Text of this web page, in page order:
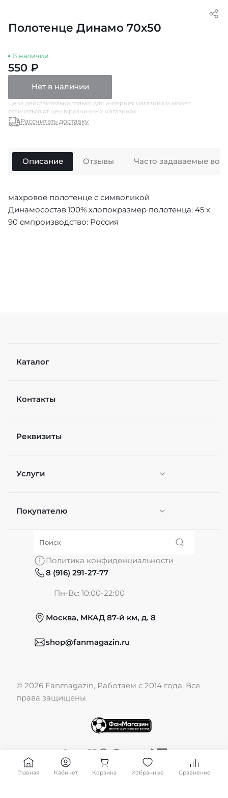
Полотенце Динамо 70х50
В наличии
550 ₽
Нет в наличии
Цена действительна только для интернет магазина и может
отличаться от цен в розничных магазинах
Рассчитать доставку
Описание
махровое полотенце с символикой
Динамосостав:100% хлопокразмер полотенца: 45 х
90 смпроизводство: Россия
Отзывы Часто задаваемые
Каталог
Контакты
Реквизиты
Услуги
Персонификация
Покупателю
О нас
Обмен и возврат
Публичная оферта
Политика конфиденциальности
8 (916) 291-27-77
Пн-Вс: 10:00-22:00
Москва, МКАД 87-й км, д. 8
shop@fanmagazin.ru
© 2026 Fanmagazin, Работаем с 2014 года. Все
права защищены
Главная Кабинет Корзина Избранные Сравнение